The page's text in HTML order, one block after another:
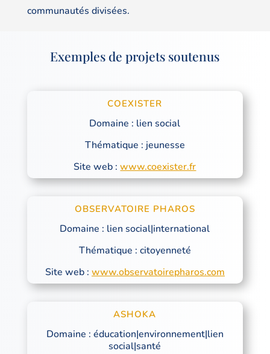
communautés divisées.
Exemples de projets soutenus
COEXISTER
Domaine : lien social
Thématique : jeunesse
Site web :www.coexister.fr
OBSERVATOIRE PHAROS
Domaine : lien social|international
Thématique : citoyenneté
Site web : www.observatoirepharos.com
ASHOKA
Domaine : éducation|environnement|lien
social|santé